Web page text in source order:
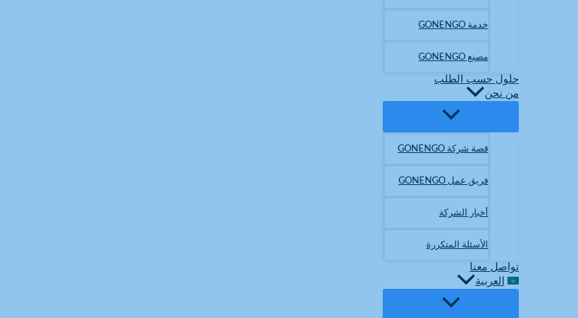
خدمة GONENGO
مصنع GONENGO
حلول حسب الطلب
من نحن
قصة شركة GONENGO
فريق عمل GONENGO
أخبار الشركة
الأسئلة المتكررة
تواصل معنا
العربية